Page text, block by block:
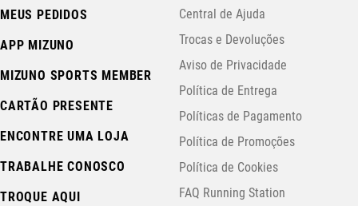
MEUS PEDIDOS
APP MIZUNO
MIZUNO SPORTS MEMBER
CARTÃO PRESENTE
ENCONTRE UMA LOJA
TRABALHE CONOSCO
TROQUE AQUI
Central de Ajuda
Trocas e Devoluções
Aviso de Privacidade
Política de Entrega
Políticas de Pagamento
Política de Promoções
Política de Cookies
FAQ Running Station